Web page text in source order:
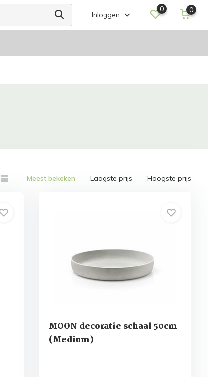
Inloggen
0 0
Meest bekeken Laagste prijs Hoogste prijs
MOON decoratie schaal 50cm
(Medium)